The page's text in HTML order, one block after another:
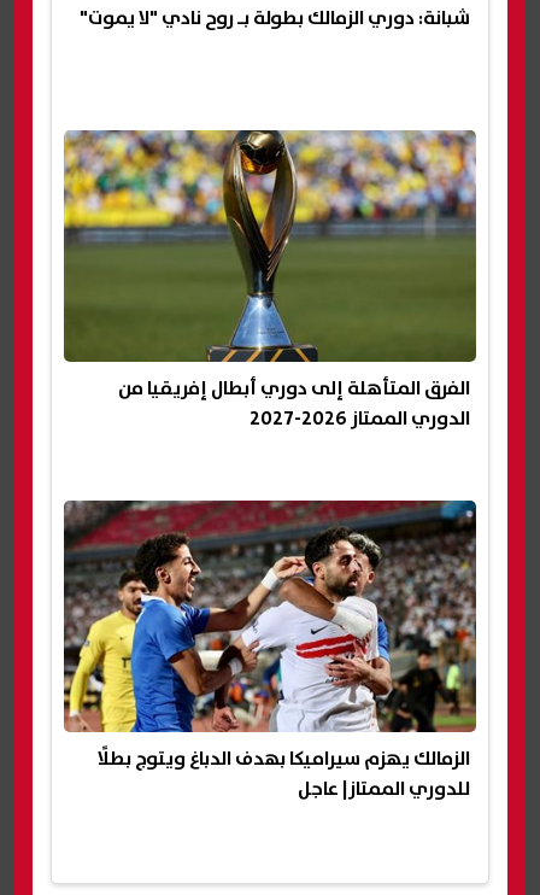
شبانة: دوري الزمالك بطولة بـ روح نادي "لا يموت"
الفرق المتأهلة إلى دوري أبطال إفريقيا من
الدوري الممتاز 2026-2027
الزمالك يهزم سيراميكا بهدف الدباغ ويتوج بطلًا
للدوري الممتاز| عاجل